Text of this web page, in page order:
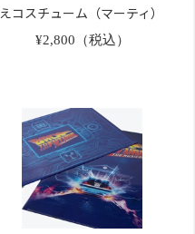
えコスチューム（マーティ）
¥2,800（税込）